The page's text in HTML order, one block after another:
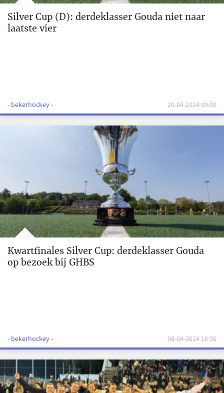
Silver Cup (D): derdeklasser Gouda niet naar
laatste vier
- bekerhockey - 20-04-2024 09:00
Kwartfinales Silver Cup: derdeklasser Gouda
op bezoek bij GHBS
- bekerhockey - 08-04-2024 18:30